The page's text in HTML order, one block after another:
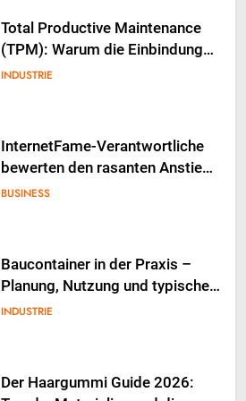
Total Productive Maintenance
(TPM): Warum die Einbindung
der Produktion über den Erfolg
INDUSTRIE
InternetFame-Verantwortliche
bewerten den rasanten Anstieg
der Nachfrage nach digitalem
BUSINESS
Baucontainer in der Praxis –
Planung, Nutzung und typische
Fehler
INDUSTRIE
Der Haargummi Guide 2026: